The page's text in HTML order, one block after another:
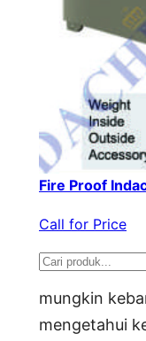
Fire Proof
Call for Price
S
e
a
mungkin
mengetahui